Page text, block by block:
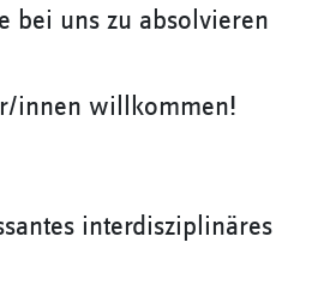
bei uns zu absolvieren
innen willkommen!
interdisziplinäres